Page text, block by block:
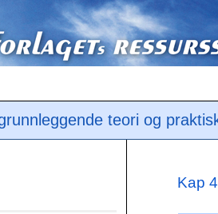
teori og
Kap